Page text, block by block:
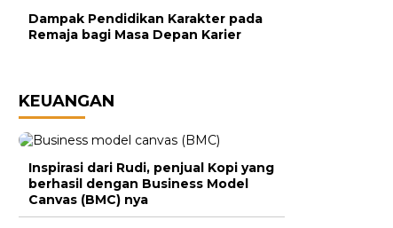
Dampak Pendidikan Karakter pada
Remaja bagi Masa Depan Karier
KEUANGAN
Inspirasi dari Rudi, penjual Kopi yang
berhasil dengan Business Model
Canvas (BMC) nya